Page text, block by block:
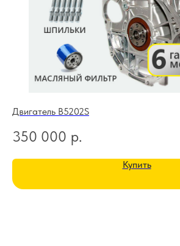
Двигатель B5202S
350 000 р.
Купить